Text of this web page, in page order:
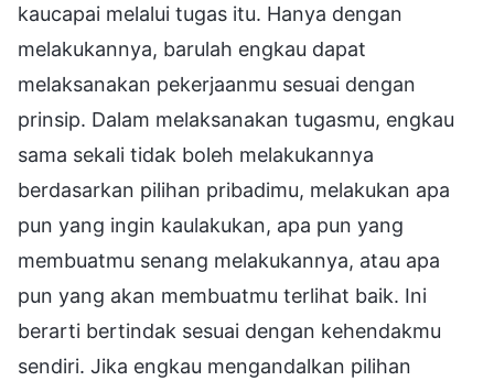
kaucapai melalui tugas itu. Hanya dengan
melakukannya, barulah engkau dapat
melaksanakan pekerjaanmu sesuai dengan
prinsip. Dalam melaksanakan tugasmu, engkau
sama sekali tidak boleh melakukannya
berdasarkan pilihan pribadimu, melakukan apa
pun yang ingin kaulakukan, apa pun yang
membuatmu senang melakukannya, atau apa
pun yang akan membuatmu terlihat baik. Ini
berarti bertindak sesuai dengan kehendakmu
sendiri. Jika engkau mengandalkan pilihan